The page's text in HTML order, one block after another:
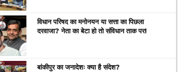
विधान परिषद का मनोनयन या सत्ता का पिछला
दरवाजा? नेता का बेटा हो तो संविधान ताक पर!
बांकीपुर का जनादेशः क्या है संदेश?